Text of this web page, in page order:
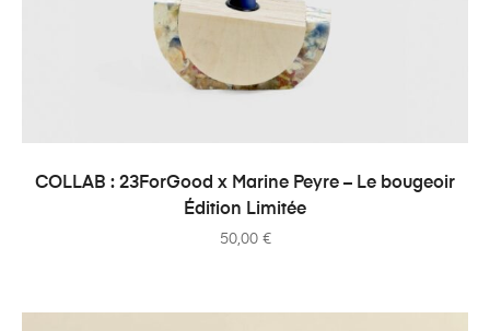
AJOUTER AU PANIER
COLLAB : 23ForGood x Marine Peyre – Le bougeoir
Édition Limitée
50,00 €